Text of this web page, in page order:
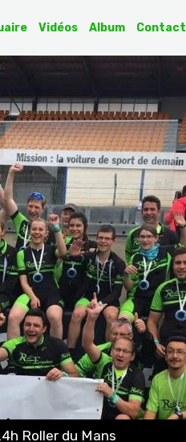
Vidéos Album Contact
Roller du Mans